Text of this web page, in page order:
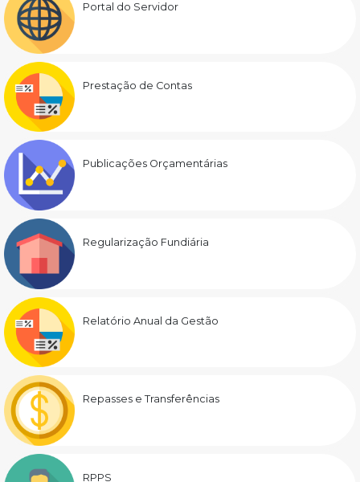
Portal do Servidor
Prestação de Contas
Publicações Orçamentárias
Regularização Fundiária
Relatório Anual da Gestão
Repasses e Transferências
RPPS